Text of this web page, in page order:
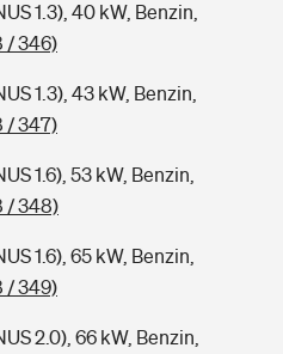
1.3), 40 kW, Benzin,
/ 346)
1.3), 43 kW, Benzin,
/ 347)
1.6), 53 kW, Benzin,
/ 348)
1.6), 65 kW, Benzin,
/ 349)
2.0), 66 kW, Benzin,